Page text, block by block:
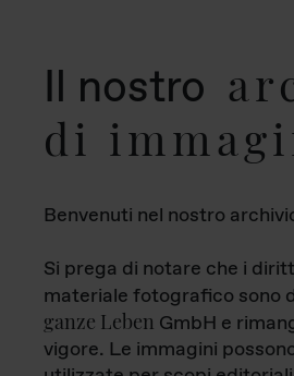
Il nostro
di
Benvenuti nel nostro
Si prega di notare che i
materiale fotografico sono
ganze Leben GmbH e
vigore. Le immagini